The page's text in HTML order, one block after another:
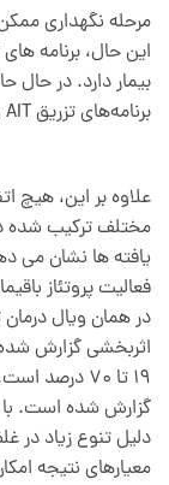
مرحله نگهداری
این حال، برنامه
بیمار دارد. در حال
برنامه‌های تزریق AIT وجود ندارد.
علاوه بر این، هیچ
یافته ها نشان می
فعالیت پروتئاز
در همان ویال
گزارش شده است. با
دلیل تنوع زیاد در
معیارهای نتیجه